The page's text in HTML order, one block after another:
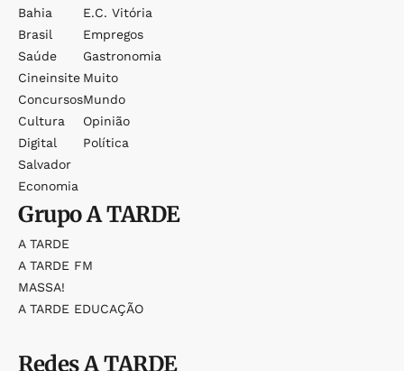
Bahia
Brasil
Saúde
Cineinsite
Concursos
Cultura
Digital
Salvador
Economia
E.c. Vitória
Empregos
Gastronomia
Muito
Mundo
Opinião
Política
GrupoA TARDE
A TARDE
A TARDE FM
MASSA!
A TARDE EDUCAÇÃO
RedesA TARDE